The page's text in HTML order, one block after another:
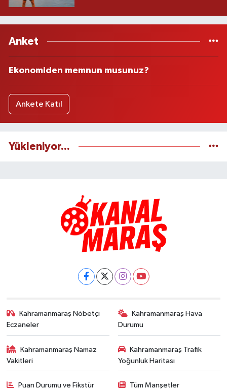
Anket
Ekonomiden memnun musunuz?
Ankete Katıl
Yükleniyor...
Kahramanmaraş Nöbetçi
Eczaneler
Kahramanmaraş Hava
Durumu
Kahramanmaraş Namaz
Vakitleri
Kahramanmaraş Trafik
Yoğunluk Haritası
Puan Durumu ve Fikstür Tüm Manşetler